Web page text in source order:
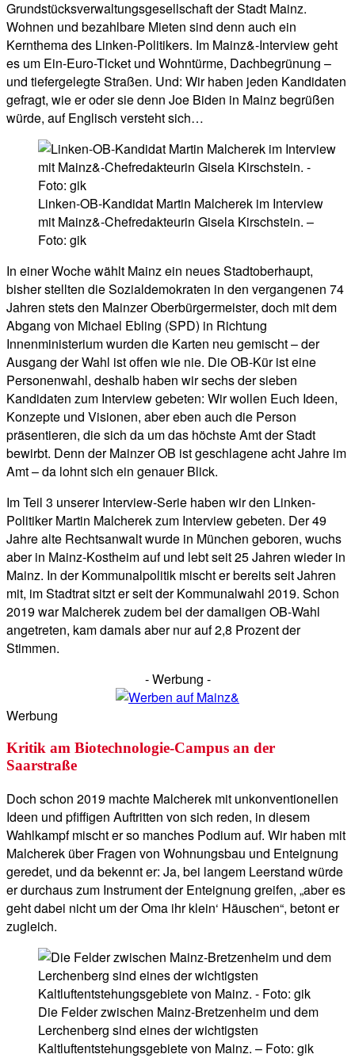
Grundstücksverwaltungsgesellschaft der Stadt Mainz.
Wohnen und bezahlbare Mieten sind denn auch ein
Kernthema des Linken-Politikers. Im Mainz&-Interview geht
es um Ein-Euro-Ticket und Wohntürme, Dachbegrünung –
und tiefergelegte Straßen. Und: Wir haben jeden Kandidaten
gefragt, wie er oder sie denn Joe Biden in Mainz begrüßen
würde, auf Englisch versteht sich…
Linken-OB-Kandidat Martin Malcherek im Interview
mit Mainz&-Chefredakteurin Gisela Kirschstein. –
Foto: gik
In einer Woche wählt Mainz ein neues Stadtoberhaupt,
bisher stellten die Sozialdemokraten in den vergangenen 74
Jahren stets den Mainzer Oberbürgermeister, doch mit dem
Abgang von Michael Ebling (SPD) in Richtung
Innenministerium wurden die Karten neu gemischt – der
Ausgang der Wahl ist offen wie nie. Die OB-Kür ist eine
Personenwahl, deshalb haben wir sechs der sieben
Kandidaten zum Interview gebeten: Wir wollen Euch Ideen,
Konzepte und Visionen, aber eben auch die Person
präsentieren, die sich da um das höchste Amt der Stadt
bewirbt. Denn der Mainzer OB ist geschlagene acht Jahre im
Amt – da lohnt sich ein genauer Blick.
Im Teil 3 unserer Interview-Serie haben wir den Linken-
Politiker Martin Malcherek zum Interview gebeten. Der 49
Jahre alte Rechtsanwalt wurde in München geboren, wuchs
aber in Mainz-Kostheim auf und lebt seit 25 Jahren wieder in
Mainz. In der Kommunalpolitik mischt er bereits seit Jahren
mit, im Stadtrat sitzt er seit der Kommunalwahl 2019. Schon
2019 war Malcherek zudem bei der damaligen OB-Wahl
angetreten, kam damals aber nur auf 2,8 Prozent der
Stimmen.
- Werbung -
Werbung
Kritik am Biotechnologie-Campus an der
Saarstraße
Doch schon 2019 machte Malcherek mit unkonventionellen
Ideen und pfiffigen Auftritten von sich reden, in diesem
Wahlkampf mischt er so manches Podium auf. Wir haben mit
Malcherek über Fragen von Wohnungsbau und Enteignung
geredet, und da bekennt er: Ja, bei langem Leerstand würde
er durchaus zum Instrument der Enteignung greifen, „aber es
geht dabei nicht um der Oma ihr klein‘ Häuschen“, betont er
zugleich.
Die Felder zwischen Mainz-Bretzenheim und dem
Lerchenberg sind eines der wichtigsten
Kaltluftentstehungsgebiete von Mainz. – Foto: gik